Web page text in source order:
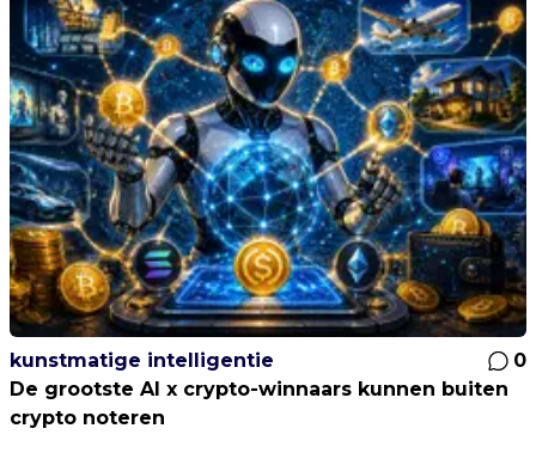
kunstmatige intelligentie
0
De grootste AI x crypto-winnaars kunnen buiten
crypto noteren